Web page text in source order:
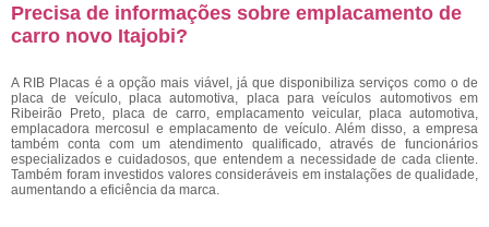
Precisa de informações sobre emplacamento de
carro novo Itajobi?
A RIB Placas é a opção mais viável, já que disponibiliza serviços como o de
placa de veículo, placa automotiva, placa para veículos automotivos em
Ribeirão Preto, placa de carro, emplacamento veicular, placa automotiva,
emplacadora mercosul e emplacamento de veículo. Além disso, a empresa
também conta com um atendimento qualificado, através de funcionários
especializados e cuidadosos, que entendem a necessidade de cada cliente.
Também foram investidos valores consideráveis em instalações de qualidade,
aumentando a eficiência da marca.